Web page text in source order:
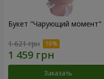
Букет "Чарующий момент"
1 621 грн
Заказать